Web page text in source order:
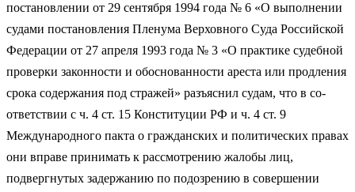
постанов­лении от 29 сентября 1994 года № 6 «О выполнении
судами постановления Пленума Верховного Суда Российской
Федерации от 27 апреля 1993 года № 3 «О практике судебной
проверки законности и обоснованности ареста или продления
срока содержания под стражей» разъяснил судам, что в со­
ответствии с ч. 4 ст. 15 Конституции РФ и ч. 4 ст. 9
Международного пакта о гражданских и политических правах
они вправе принимать к рассмотре­нию жалобы лиц,
подвергнутых задержанию по подозрению в совершении